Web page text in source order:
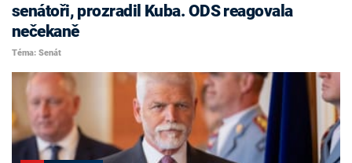
senátoři, prozradil Kuba. ODS reagovala
nečekaně
Téma: Senát